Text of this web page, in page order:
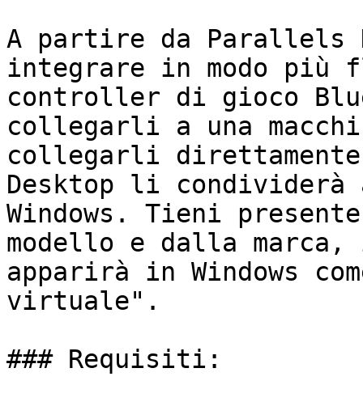
A partire da Parallels
integrare in modo
controller di gioco
collegarli a una
collegarli
Desktop li condividerà
Windows. Tieni
modello e dalla
apparirà in Windows
virtuale".
### Requisiti: